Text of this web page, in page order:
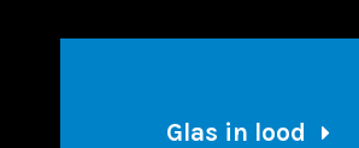
Glas in lood